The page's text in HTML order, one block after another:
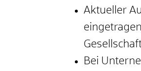
Aktueller
Bei